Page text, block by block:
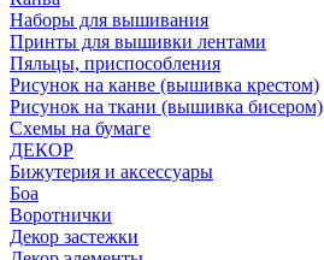
Наборы для вышивания
Принты для вышивки лентами
Пяльцы, приспособления
Рисунок на канве (вышивка крестом)
Рисунок на ткани (вышивка бисером)
Схемы на бумаге
ДЕКОР
Бижутерия и аксессуары
Боа
Воротнички
Декор застежки